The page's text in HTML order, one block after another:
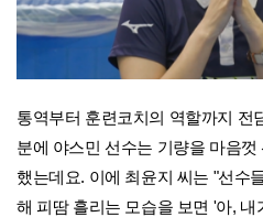
통역부터 훈련코치의 역할까지 전
분에 야스민 선수는 기량을 마음
했는데요. 이에 최윤지 씨는 "선수
해 피땀 흘리는 모습을 보면 '아,